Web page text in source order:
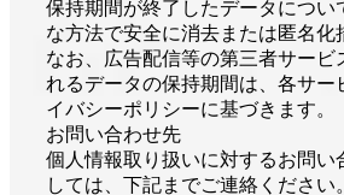
保持期間が終了したデータについ
な方法で安全に消去または匿名化
なお、広告配信等の第三者サービ
れるデータの保持期間は、各サー
イバシーポリシーに基づきます。
お問い合わせ先
個人情報取り扱いに対するお問い
しては、下記までご連絡ください。